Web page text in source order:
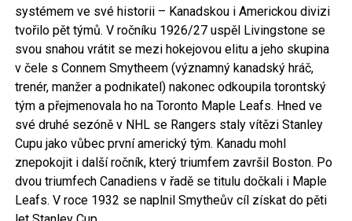
systémem ve své historii – Kanadskou i Americkou divizi
tvořilo pět týmů. V ročníku 1926/27 uspěl Livingstone se
svou snahou vrátit se mezi hokejovou elitu a jeho skupina
v čele s Connem Smytheem (významný kanadský hráč,
trenér, manžer a podnikatel) nakonec odkoupila torontský
tým a přejmenovala ho na Toronto Maple Leafs. Hned ve
své druhé sezóně v NHL se Rangers staly vítězi Stanley
Cupu jako vůbec první americký tým. Kanadu mohl
znepokojit i další ročník, který triumfem završil Boston. Po
dvou triumfech Canadiens v řadě se titulu dočkali i Maple
Leafs. V roce 1932 se naplnil Smytheův cíl ​​získat do pěti